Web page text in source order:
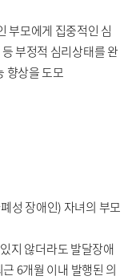
부모에게 집중적인 심
부정적 심리상태를 완
향상을 도모
성 장애인) 자녀의 부모
지 않더라도 발달장애
6개월 이내 발행된 의